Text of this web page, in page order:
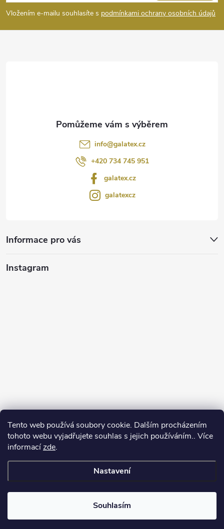
Tento web používá soubory cookie. Dalším procházením
tohoto webu vyjadřujete souhlas s jejich používáním.. Více
informacízde.
Nastavení
Souhlasím
p
a
Vložením e-mailu souhlasíte s podmínkami ochrany osobních údajů
info@galatex.cz
+420 734 745 951
galatex.cz
galatexcz
Informace pro vás
Instagram
Sledovat na Instagramu
Copyright 2026
cookies